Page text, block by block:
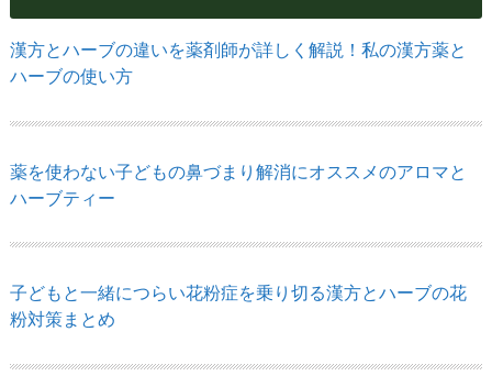
漢方とハーブの違いを薬剤師が詳しく解説！私の漢方薬と
ハーブの使い方
薬を使わない子どもの鼻づまり解消にオススメのアロマと
ハーブティー
子どもと一緒につらい花粉症を乗り切る漢方とハーブの花
粉対策まとめ